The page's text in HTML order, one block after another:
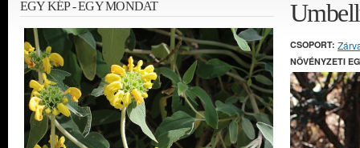
CSOPORT:
NÖVÉNYZETI
EGY KÉP - EGY MONDAT